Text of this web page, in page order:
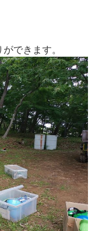
できます。